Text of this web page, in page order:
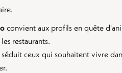
convient aux profils en quête
restaurants.
séduit ceux qui souhaitent vivre